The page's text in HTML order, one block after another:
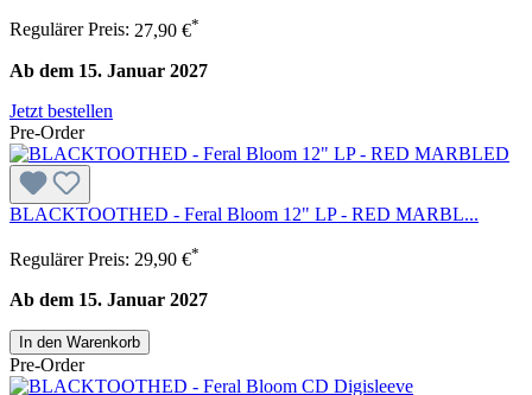
Regulärer Preis: 27,90 €*
Ab dem 15. Januar 2027
Jetzt bestellen
Pre-Order
BLACKTOOTHED - Feral Bloom 12" LP - RED MARBL...
Regulärer Preis: 29,90 €*
Ab dem 15. Januar 2027
In den Warenkorb
Pre-Order